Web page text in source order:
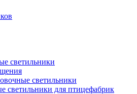
светильники
светильники
светильники для птицефабрик